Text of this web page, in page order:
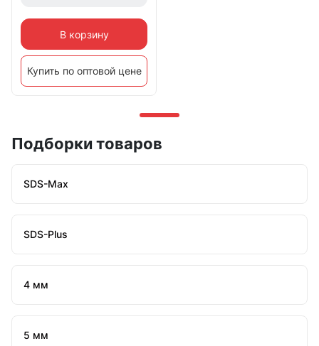
В корзину
Купить по оптовой цене
Подборки товаров
SDS-Max
SDS-Plus
4 мм
5 мм